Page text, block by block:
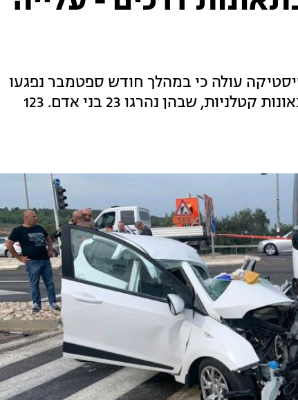
עולה כי במהלך חודש ספטמבר נפגעו
כ-1,500 בני אדם ב-921 תאונות - מהן 23 תאונות קטלניות, שבהן נהרגו 23 בני אדם. 123